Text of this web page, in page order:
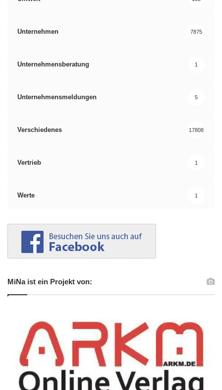
Unternehmen 7875
Unternehmensberatung 1
Unternehmensmeldungen 5
Verschiedenes 17808
Vertrieb 1
Werte 1
MiNa ist ein Projekt von: